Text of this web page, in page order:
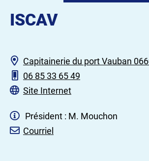
ISCAV
Capitainerie du port Vauban
06 85 33 65 49
Site Internet
Président : M. Mouchon
Courriel